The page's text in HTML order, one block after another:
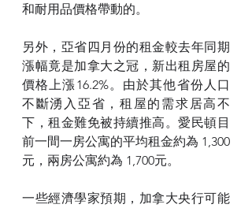
和耐用品價格帶動的。
另外，亞省四月份的租金較去年同期
漲幅竟是加拿大之冠，新出租房屋的
價格上漲16.2%。由於其他省份人口
不斷湧入亞省，租屋的需求居高不
下，租金難免被持續推高。愛民頓目
前一間一房公寓的平均租金約為 1,300
元，兩房公寓約為 1,700元。
一些經濟學家預期，加拿大央行可能